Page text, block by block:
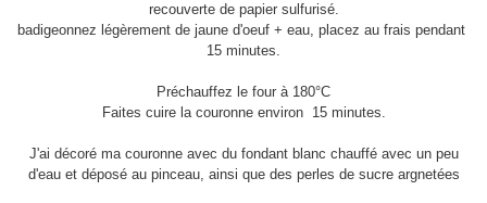
recouverte de papier sulfurisé.
badigeonnez légèrement de jaune d'oeuf + eau, placez au frais pendant
15 minutes.
Préchauffez le four à 180°C
Faites cuire la couronne environ 15 minutes.
J'ai décoré ma couronne avec du fondant blanc chauffé avec un peu
d'eau et déposé au pinceau, ainsi que des perles de sucre argnetées